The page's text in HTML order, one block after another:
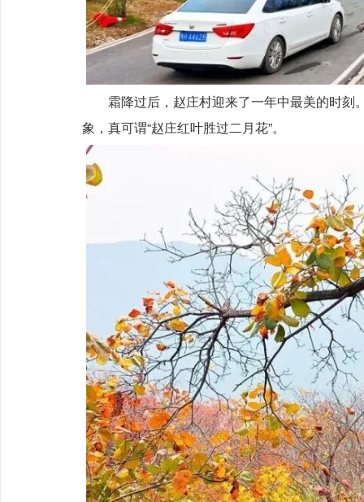
霜降过后，赵庄村迎来了一年中最美的时
象，真可谓“赵庄红叶胜过二月花”。